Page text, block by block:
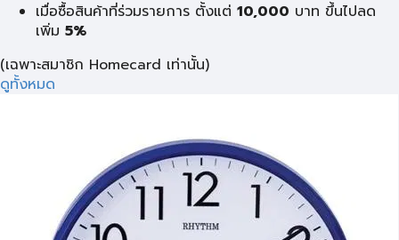
เมื่อซื้อสินค้าที่ร่วมรายการ ตั้งแต่ 10,000 บาท ขึ้นไปลด
เพิ่ม 5%
(เฉพาะสมาชิก Homecard เท่านั้น)
ดูทั้งหมด